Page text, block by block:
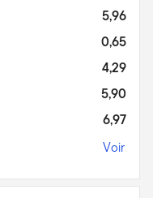
5,96
0,65
4,29
5,90
6,97
Voir